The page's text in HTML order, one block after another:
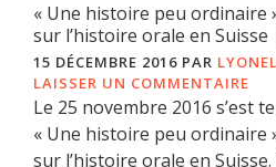
« Une histoire peu ordinaire
sur l’histoire orale en
15 DÉCEMBRE 2016 PAR
LAISSER UN COMMENTAIRE
Le 25 novembre 2016 s’est
« Une histoire peu ordinaire
sur l’histoire orale en